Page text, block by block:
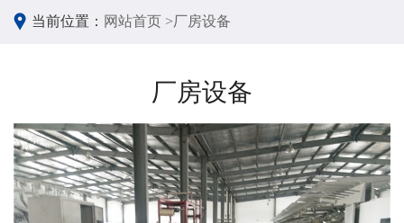
当前位置： 网站首页 >厂房设备
厂房设备